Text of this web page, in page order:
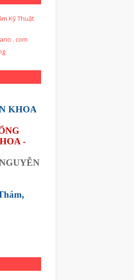
Kỹ Thuật
. com
KHOA
-